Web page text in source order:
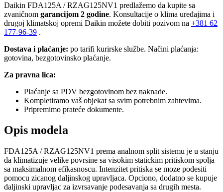
Daikin FDA125A / RZAG125NV1 predlažemo da kupite sa
zvaničnom garancijom 2 godine. Konsultacije o klima uređajima i
drugoj klimatskoj opremi Daikin možete dobiti pozivom na +381 62
177-96-39 .
Dostava i plaćanje: po tarifi kurirske službe. Načini plaćanja:
gotovina, bezgotovinsko plaćanje.
Za pravna lica:
Plaćanje sa PDV bezgotovinom bez naknade.
Kompletiramo vaš objekat sa svim potrebnim zahtevima.
Pripremimo prateće dokumente.
Opis modela
FDA125A / RZAG125NV1 prema analnom split sistemu je u stanju
da klimatizuje velike povrsine sa visokim statickim pritiskom spolja
sa maksimalnom efikasnoscu. Intenzitet pritiska se moze podesiti
pomocu zicanog daljinskog upravljaca. Opciono, dodatno se kupuje
daljinski upravljac za izvrsavanje podesavanja sa drugih mesta.